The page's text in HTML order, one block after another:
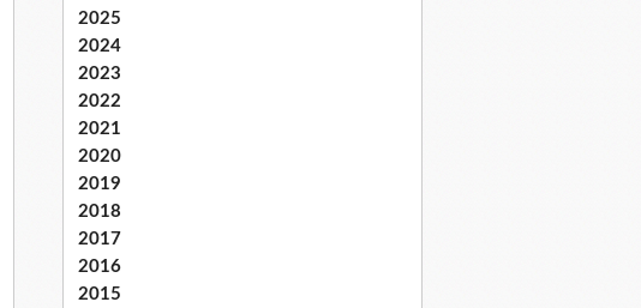
2025
2024
2023
2022
2021
2020
2019
2018
2017
2016
2015